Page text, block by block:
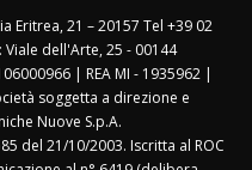
Eritrea, 21 – 20157 Tel +39 02
dell'Arte, 25 - 00144
| REA MI - 1935962 |
soggetta a direzione e
Nuove S.p.A.
del 21/10/2003. Iscritta al ROC